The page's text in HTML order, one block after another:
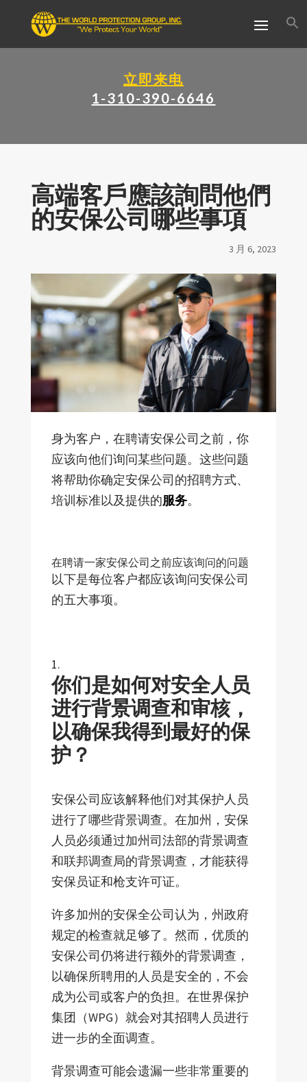
立即来电
1-310-390-6646
高端客戶應該詢問他們
的安保公司哪些事項
3 月 6, 2023
身为客户，在聘请安保公司之前，你
应该向他们询问某些问题。这些问题
将帮助你确定安保公司的招聘方式、
培训标准以及提供的服务。
在聘请一家安保公司之前应该询问的问题
以下是每位客户都应该询问安保公司
的五大事项。
你们是如何对安全人员
进行背景调查和审核，
以确保我得到最好的保
护？
安保公司应该解释他们对其保护人员
进行了哪些背景调查。在加州，安保
人员必须通过加州司法部的背景调查
和联邦调查局的背景调查，才能获得
安保员证和枪支许可证。
许多加州的安保全公司认为，州政府
规定的检查就足够了。然而，优质的
安保公司仍将进行额外的背景调查，
以确保所聘用的人员是安全的，不会
成为公司或客户的负担。在世界保护
集团（WPG）就会对其招聘人员进行
进一步的全面调查。
背景调查可能会遗漏一些非常重要的